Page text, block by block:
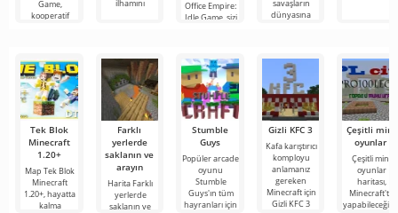
Game,
kooperatif
ilhamını
Office Empire:
Idle Game, sizi
savaşların
dünyasına
Tek Blok
Minecraft
1.20+
Map Tek Blok
Minecraft
1.20+, hayatta
kalma
Farklı
yerlerde
saklanın ve
arayın
Harita Farklı
yerlerde
saklanın ve
Stumble
Guys
Popüler arcade
oyunu
Stumble
Guys'ın tüm
hayranları için
Gizli KFC 3
Kafa karıştırıcı
komployu
anlamanız
gereken
Minecraft için
Gizli KFC 3
Çeşitli mini
oyunlar
Çeşitli mini
oyunlar
haritası,
Minecraft'ta